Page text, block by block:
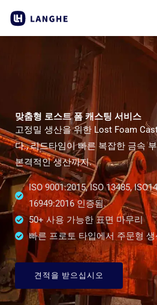
츠
맞춤형 로스트 폼 캐스팅 서비스
고정밀 생산을 위한 Lost Foam
다., 리드타임이 빠른 복잡한 금속
본격적인 생산까지.
ISO 9001:2015, ISO 13485,
16949:2016 인증됨.
50+ 사용 가능한 표면 마무리
빠른 프로토 타입에서 주문형
견적을 받으십시오